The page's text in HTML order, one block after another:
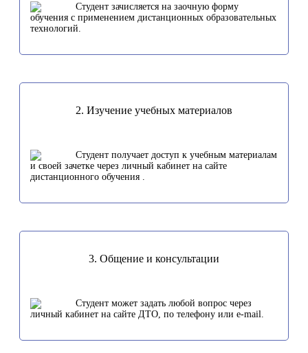
Студент зачисляется на заочную форму
обучения с применением дистанционных образовательных
технологий.
2. Изучение учебных материалов
Студент получает доступ к учебным материалам
и своей зачетке через личный кабинет на сайте
дистанционного обучения .
3. Общение и консультации
Студент может задать любой вопрос через
личный кабинет на сайте ДТО, по телефону или e-mail.